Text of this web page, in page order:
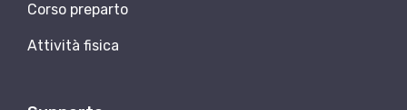
Corso preparto
Attività fisica